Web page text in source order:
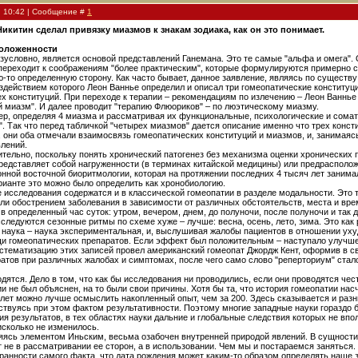
10:42 | Сообщение # 1
сделал привязку миазмов к знакам зодиака, как он это понимает.
является основой представлений Ганемана. Это те самые "альфа и
к соображениям "более практическим", которые формулируются примерно
то определенную сторону. Как часто бывает, данное заявление, являясь по
которого Леон Ваннье определил и описал три гомеопатические
конституций. При переходе к терапии – рекомендациям по излечению – Леон
миазм". И далее проводит "терапию Флюориков" – по люэтическому миазму.
определяя 4 миазма и рассматривая их функциональные, психологические и
Так что перед табличкой "четырех миазмов" дается описание именно что трех
они оба отмечали взаимосвязь гомеопатических конституций и миазмов, и,
поскольку понять хронический патогенез без механизма оценки
собой нагруженности (в терминах китайской медицины) или
восточной биоритмологии, которая на протяжении последних 4 тысяч лет
это можно было определить как хронобиологию.
содержатся и в классической гомеопатии в разделе модальности.
обострением заболевания в зависимости от различных обстоятельств, места и
определенный час суток: утром, вечером, днем, до полуночи, после полуночи и
сезонные ритмы по схеме хуже – лучше: весна, осень, лето, зима. Это как
– наука экспериментальная, и, выслушивая жалобы пациентов в отношении
гомеопатических препаратов. Если эффект был положительным – наступало
этих записей провел американский гомеопат Джордж Кент, оформив в
при различных жалобах и симптомах, после чего само слово "реперториум"
Дело в том, что как бы исследования ни проводились, если они проводятся
не был объяснен, на то были свои причины. Хотя бы та, что история гомеопатии
можно лучше осмыслить накопленный опыт, чем за 200. Здесь сказывается и
при этом фактом результативности. Поэтому многие западные науки
результатов, в тех областях науки дальние и глобальные следствия которых не
не изменилось.
элементом Иньским, весьма озабочен внутренней природой явлений. В
не в рассматривании ее сторон, а в использовании. Чем мы и постараемся заняться.
самого факта, что дата рождения может каким-то образом определять